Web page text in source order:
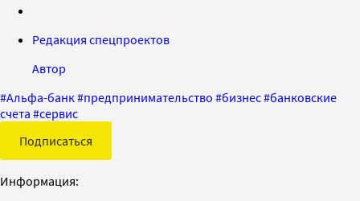
Редакция спецпроектов
Автор
#Альфа-банк#предпринимательство #бизнес#банковские
счета #сервис
Подписаться
Информация: